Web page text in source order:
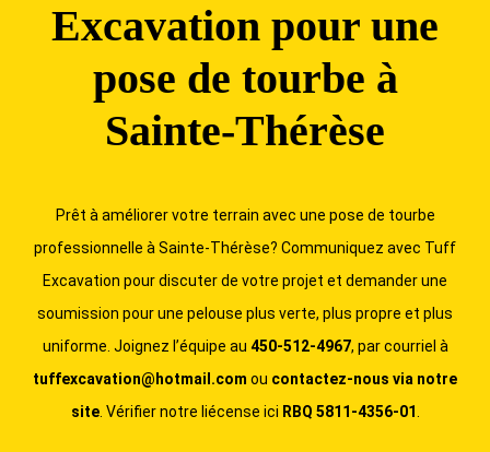
Excavation pour une
pose de tourbe à
Sainte-Thérèse
Prêt à améliorer votre terrain avec une pose de tourbe
professionnelle à Sainte-Thérèse? Communiquez avec Tuff
Excavation pour discuter de votre projet et demander une
soumission pour une pelouse plus verte, plus propre et plus
uniforme. Joignez l’équipe au 450-512-4967, par courriel à
tuffexcavation@hotmail.com ou contactez-nous via notre
site. Vérifier notre liécense ici RBQ 5811-4356-01